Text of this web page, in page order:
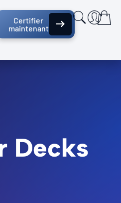
Certifier
maintenant
Decks